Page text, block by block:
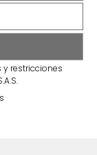
restricciones